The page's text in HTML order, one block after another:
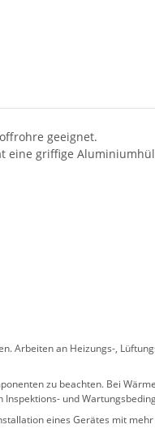
geeignet.
eine griffige
Arbeiten an Heizungs-,
zu beachten. Bei
und
eines Gerätes mit